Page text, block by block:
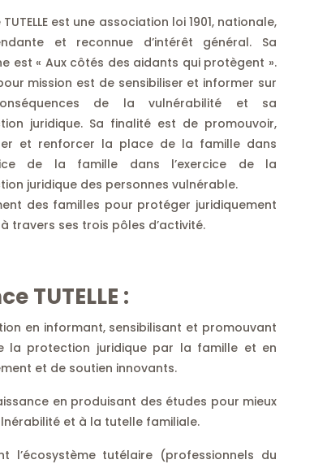
est une association loi 1901, nationale,
et reconnue d’intérêt général. Sa
est « Aux côtés des aidants qui protègent ».
mission est de sensibiliser et informer sur
de la vulnérabilité et sa
juridique. Sa finalité est de promouvoir,
et renforcer la place de la famille dans
de la famille dans l’exercice de la
juridique des personnes vulnérable.
des familles pour protéger juridiquement
travers ses trois pôles d’activité.
TUTELLE :
en informant, sensibilisant et promouvant
la protection juridique par la famille et en
et de soutien innovants.
en produisant des études pour mieux
et à la tutelle familiale.
l’écosystème tutélaire (professionnels du